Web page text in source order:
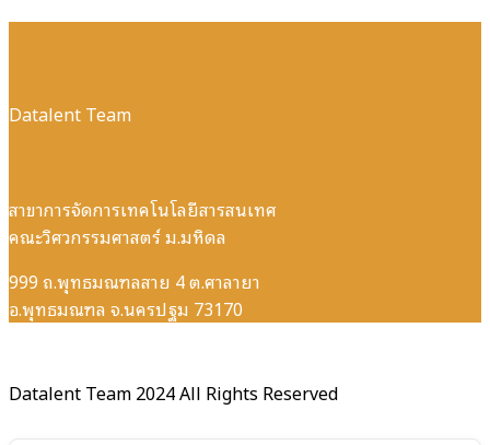
Datalent Team
สาขาการจัดการเทคโนโลยีสารสนเทศ
คณะวิศวกรรมศาสตร์ ม.มหิดล
999 ถ.พุทธมณฑลสาย 4 ต.ศาลายา
อ.พุทธมณฑล จ.นครปฐม 73170
Datalent Team 2024 All Rights Reserved